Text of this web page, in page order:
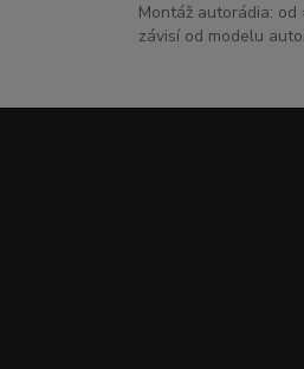
Montáž autorádia: od
závisí od modelu